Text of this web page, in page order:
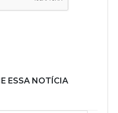
ESSA NOTÍCIA